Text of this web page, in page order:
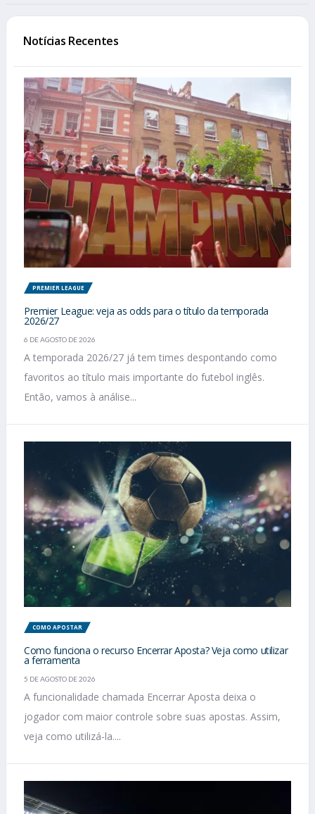
Notícias Recentes
PREMIER LEAGUE
Premier League: veja as odds para o título da temporada
2026/27
6 DE AGOSTO DE 2026
A temporada 2026/27 já tem times despontando como
favoritos ao título mais importante do futebol inglês.
Então, vamos à análise...
COMO APOSTAR
Como funciona o recurso Encerrar Aposta? Veja como utilizar
a ferramenta
5 DE AGOSTO DE 2026
A funcionalidade chamada Encerrar Aposta deixa o
jogador com maior controle sobre suas apostas. Assim,
veja como utilizá-la....